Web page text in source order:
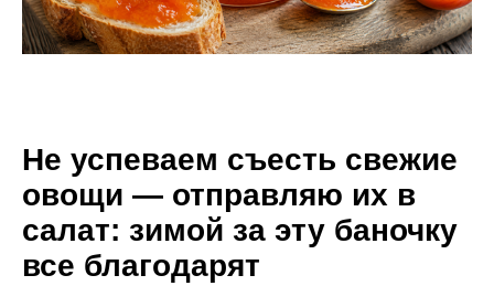
Не успеваем съесть свежие
овощи — отправляю их в
салат: зимой за эту баночку
все благодарят